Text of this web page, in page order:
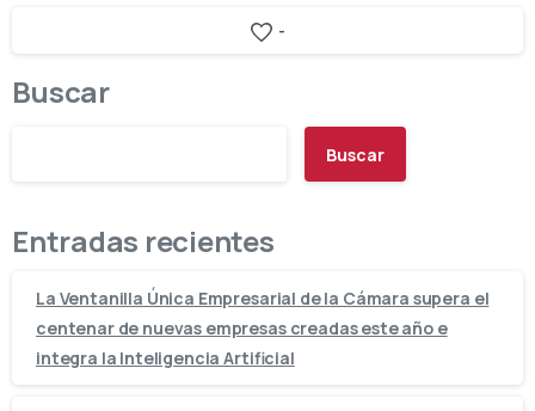
-
Buscar
Buscar
Entradas recientes
La Ventanilla Única Empresarial de la Cámara supera el
centenar de nuevas empresas creadas este año e
integra la Inteligencia Artificial